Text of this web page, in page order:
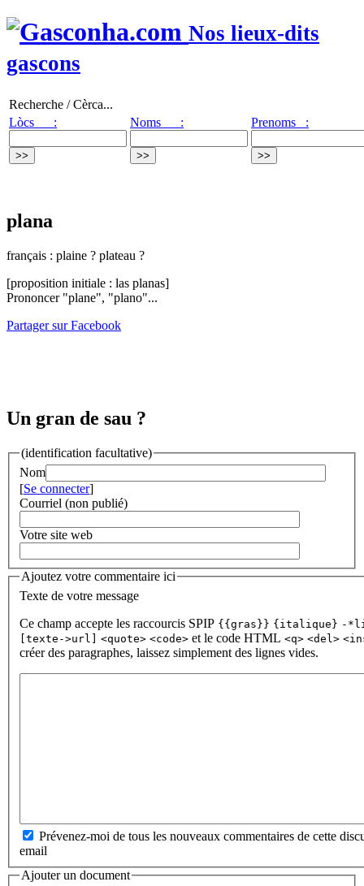
Nos lieux-dits
gascons
Recherche / Cèrca...
Lòcs :
Noms : Prenoms :
plana
français : plaine ? plateau ?
[proposition initiale : las planas]
Prononcer "plane", "plano"...
Partager sur Facebook
Un gran de sau ?
(identification facultative)
Nom
[Se connecter]
Courriel (non publié)
Votre site web
Ajoutez votre commentaire ici
Texte de votre message
Ce champ accepte les raccourcis SPIP {{gras}} {italique} -
[texte->url] <quote> <code> et le code HTML <q> <del>
créer des paragraphes, laissez simplement des lignes vides.
Prévenez-moi de tous les nouveaux commentaires de cette
email
Ajouter un document